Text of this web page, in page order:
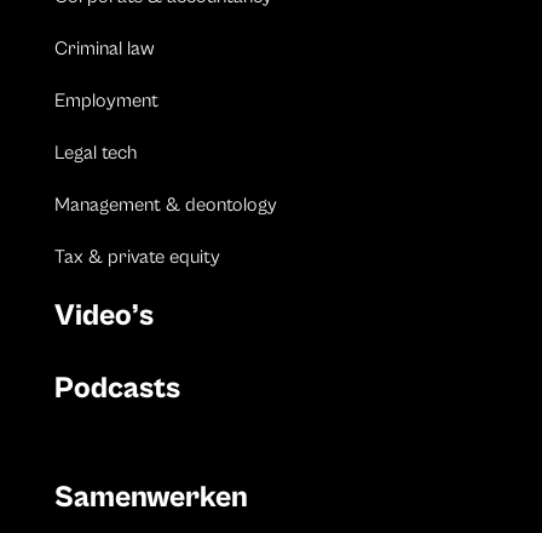
Criminal law
Employment
Legal tech
Management & deontology
Tax & private equity
Video’s
Podcasts
Samenwerken